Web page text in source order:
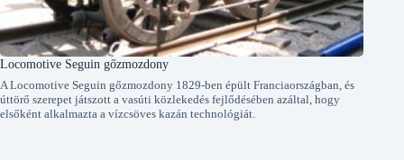
Locomotive Seguin gőzmozdony
A Locomotive Seguin gőzmozdony 1829-ben épült Franciaországban, és
úttörő szerepet játszott a vasúti közlekedés fejlődésében azáltal, hogy
elsőként alkalmazta a vízcsöves kazán technológiát.